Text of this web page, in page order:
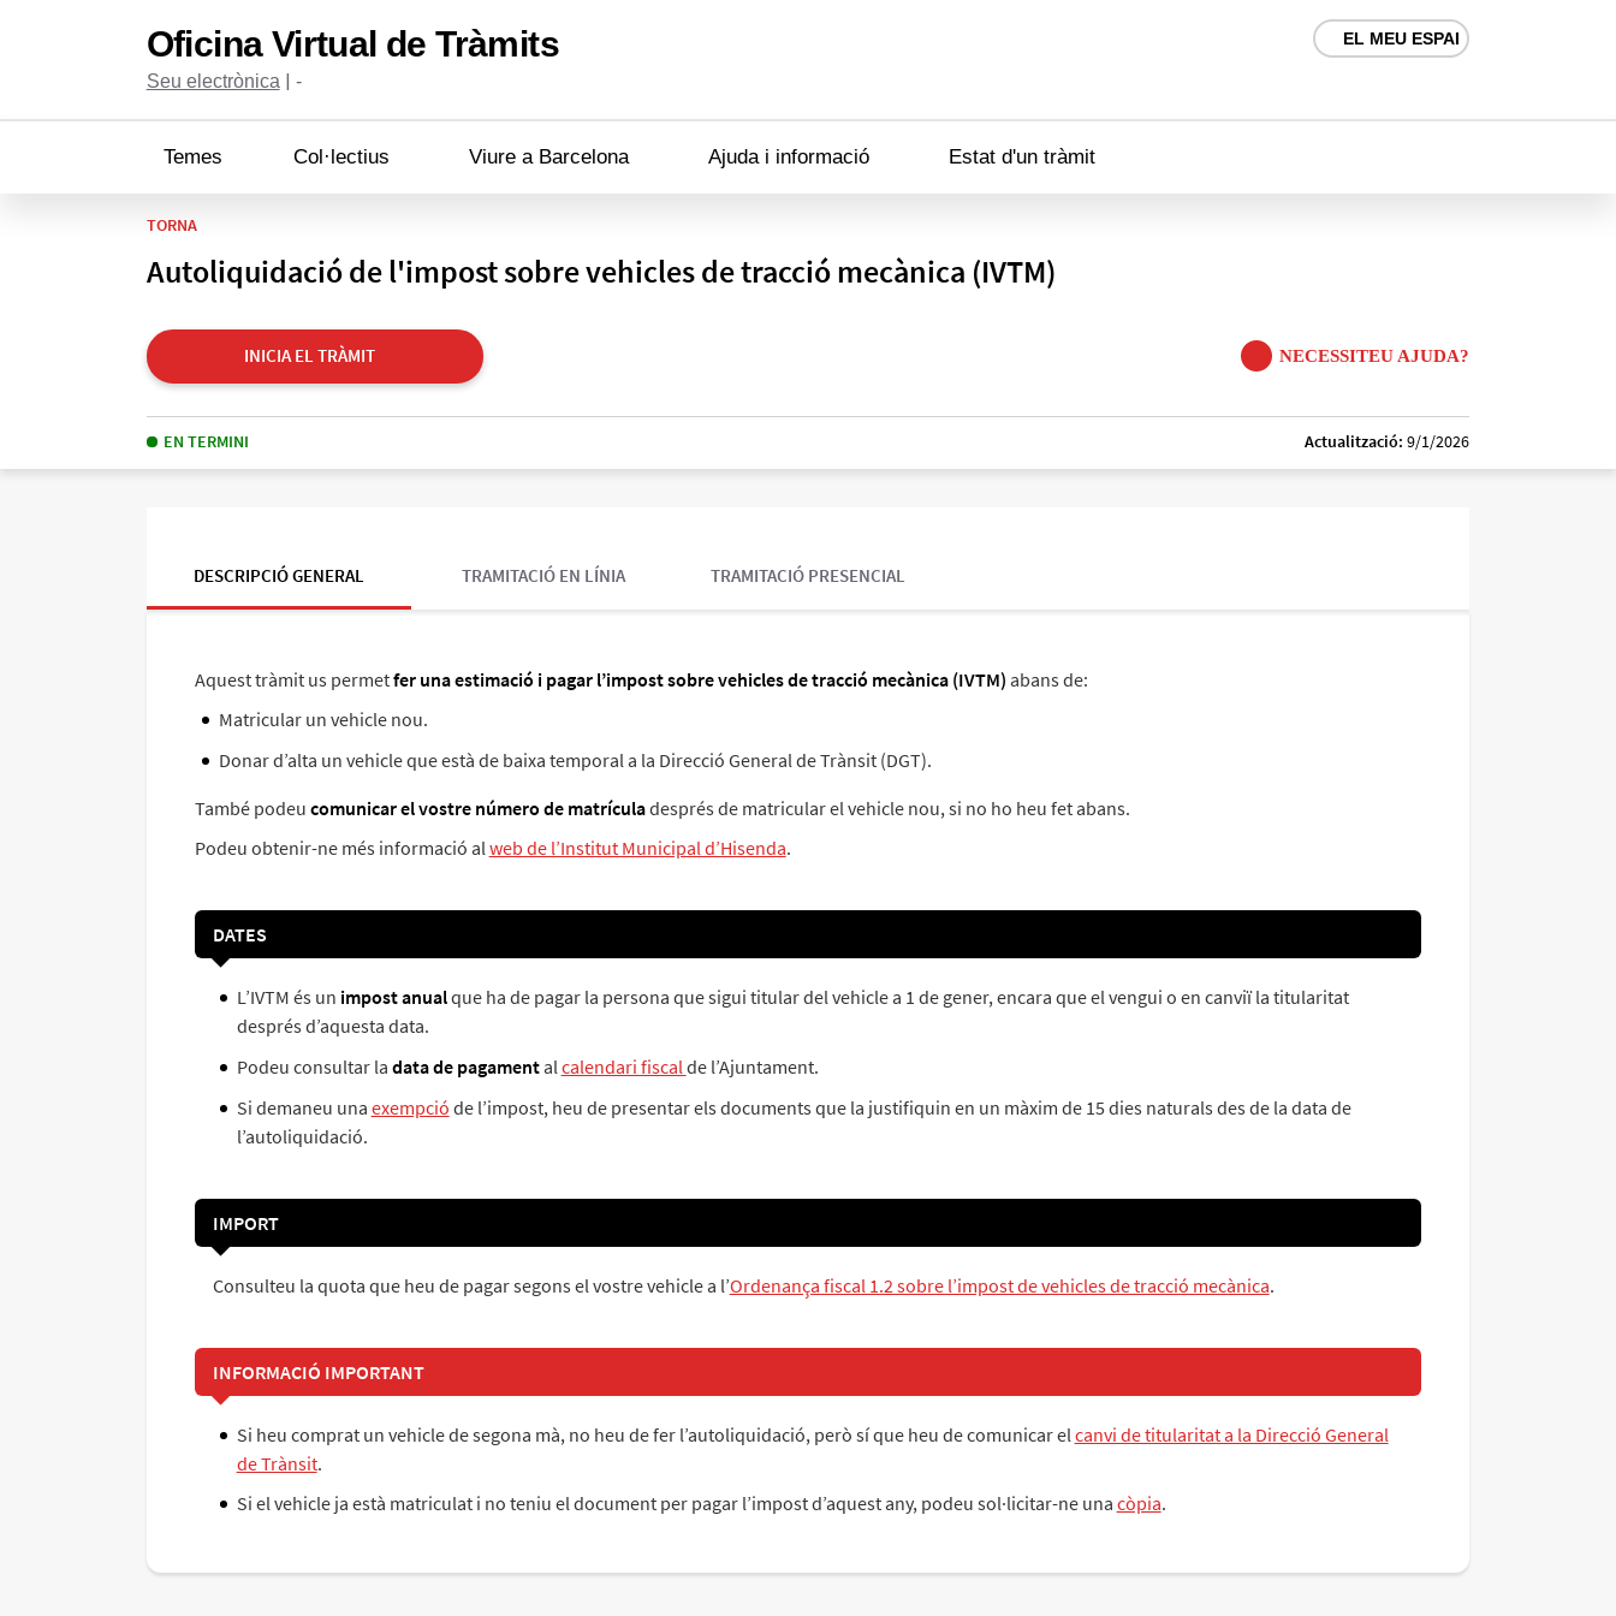
Oficina Virtual de Tràmits EL MEU ESPAI
Seu electrònica | -
Temes Col·lectius Viure a Barcelona Ajuda i informació Estat d'un tràmit
TORNA
Autoliquidació de l'impost sobre vehicles de tracció mecànica (IVTM)
INICIA EL TRÀMIT NECESSITEU AJUDA?
EN TERMINI Actualització:9/1/2026
DESCRIPCIÓ GENERAL TRAMITACIÓ EN LÍNIA TRAMITACIÓ PRESENCIAL
Aquest tràmit us permetfer una estimació i pagar l’impost sobre vehicles de tracció mecànica (IVTM) abans de:
Matricular un vehicle nou.
Donar d’alta un vehicle que està de baixa temporal a la Direcció General de Trànsit (DGT).
També podeu comunicar el vostre número de matrículadesprés de matricular el vehicle nou, si no ho heu fet abans.
Podeu obtenir-ne més informació alweb de l’Institut Municipal d’Hisenda.
DATES
L’IVTM és un impost anualque ha de pagar la persona que sigui titular del vehicle a 1 de gener, encara que el vengui o en canviï la titularitat
després d’aquesta data.
Podeu consultar la data de pagamental calendari fiscal de l’Ajuntament.
Si demaneu una exempció de l’impost, heu de presentar els documents que la justifiquin en un màxim de 15 dies naturals des de la data de
l’autoliquidació.
IMPORT
Consulteu la quota que heu de pagar segons el vostre vehicle a l’Ordenança fiscal 1.2 sobre l’impost de vehicles de tracció mecànica.
INFORMACIÓ IMPORTANT
Si heu comprat un vehicle de segona mà, no heu de fer l’autoliquidació, però sí que heu de comunicar el canvi de titularitat a la Direcció General
de Trànsit.
Si el vehicle ja està matriculat i no teniu el document per pagar l’impost d’aquest any, podeu sol·licitar-ne una còpia.